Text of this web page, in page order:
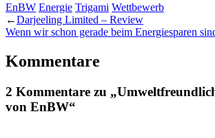
EnBW Energie Trigami Wettbewerb
←Darjeeling Limited – Review
Wenn wir schon gerade beim Energiesparen
Kommentare
2 Kommentare zu
von EnBW“